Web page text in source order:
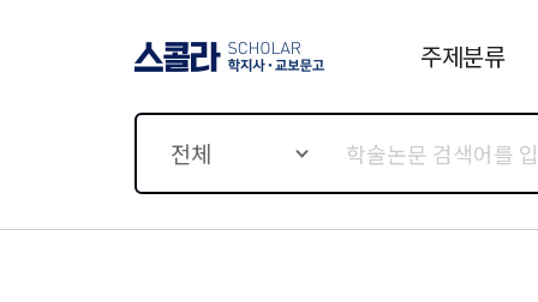
주제분류
전체